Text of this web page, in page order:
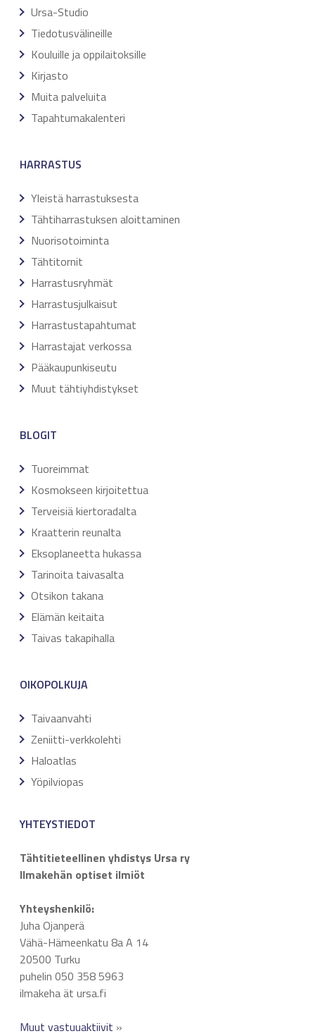
Ursa-Studio
Tiedotusvälineille
Kouluille ja oppilaitoksille
Kirjasto
Muita palveluita
Tapahtumakalenteri
HARRASTUS
Yleistä harrastuksesta
Tähtiharrastuksen aloittaminen
Nuorisotoiminta
Tähtitornit
Harrastusryhmät
Harrastusjulkaisut
Harrastustapahtumat
Harrastajat verkossa
Pääkaupunkiseutu
Muut tähtiyhdistykset
BLOGIT
Tuoreimmat
Kosmokseen kirjoitettua
Terveisiä kiertoradalta
Kraatterin reunalta
Eksoplaneetta hukassa
Tarinoita taivasalta
Otsikon takana
Elämän keitaita
Taivas takapihalla
OIKOPOLKUJA
Taivaanvahti
Zeniitti-verkkolehti
Haloatlas
Yöpilviopas
YHTEYSTIEDOT
Tähtitieteellinen yhdistys Ursa ry
Ilmakehän optiset ilmiöt
Yhteyshenkilö:
Juha Ojanperä
Vähä-Hämeenkatu 8a A 14
20500 Turku
puhelin 050 358 5963
ilmakeha ät ursa.fi
Muut vastuuaktiivit »